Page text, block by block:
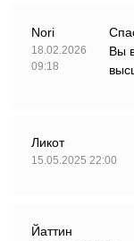
Nori
18.02.2026
09:18
Вы
Ликот
15.05.2025 22:00
Йаттин